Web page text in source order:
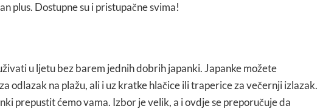
plus. Dostupne su i pristupačne svima!
u ljetu bez barem jednih dobrih japanki. Japanke možete
odlazak na plažu, ali i uz kratke hlačice ili traperice za večernji izlazak.
prepustit ćemo vama. Izbor je velik, a i ovdje se preporučuje da